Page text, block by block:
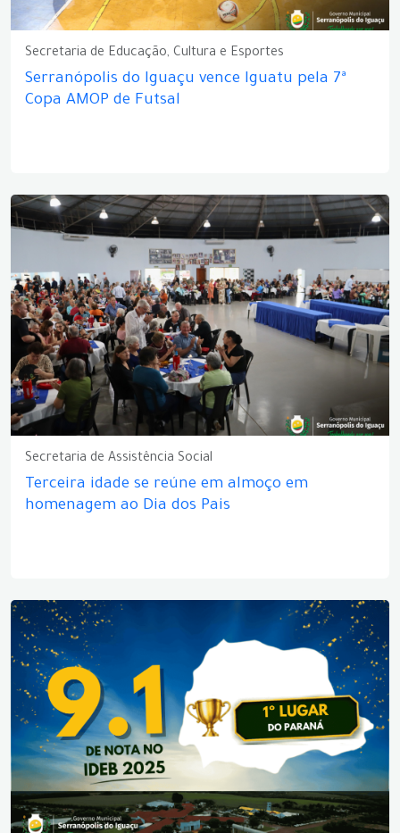
Secretaria de Educação, Cultura e Esportes
Serranópolis do Iguaçu vence Iguatu pela 7ª
Copa AMOP de Futsal
Secretaria de Assistência Social
Terceira idade se reúne em almoço em
homenagem ao Dia dos Pais